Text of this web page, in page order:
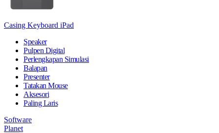
Casing Keyboard iPad
Speaker
Pulpen Digital
Perlengkapan Simulasi
Balapan
Presenter
Tatakan Mouse
Aksesori
Paling Laris
Software
Planet